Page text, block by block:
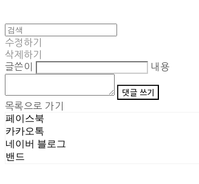
수정하기
삭제하기
글쓴이
내용
댓글 쓰기
목록으로 가기
페이스북
카카오톡
네이버 블로그
밴드